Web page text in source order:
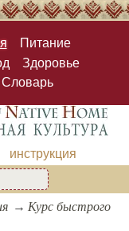
Питание
Здоровье
Словарь
инструкция
Курс быстрого